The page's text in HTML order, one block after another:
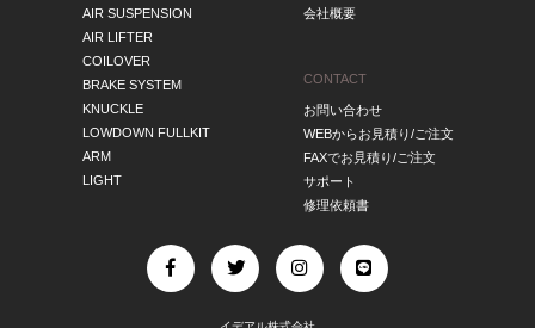
AIR SUSPENSION
AIR LIFTER
COILOVER
BRAKE SYSTEM
KNUCKLE
LOWDOWN FULLKIT
ARM
LIGHT
会社概要
CONTACT
お問い合わせ
WEBからお見積り/ご注文
FAXでお見積り/ご注文
サポート
修理依頼書